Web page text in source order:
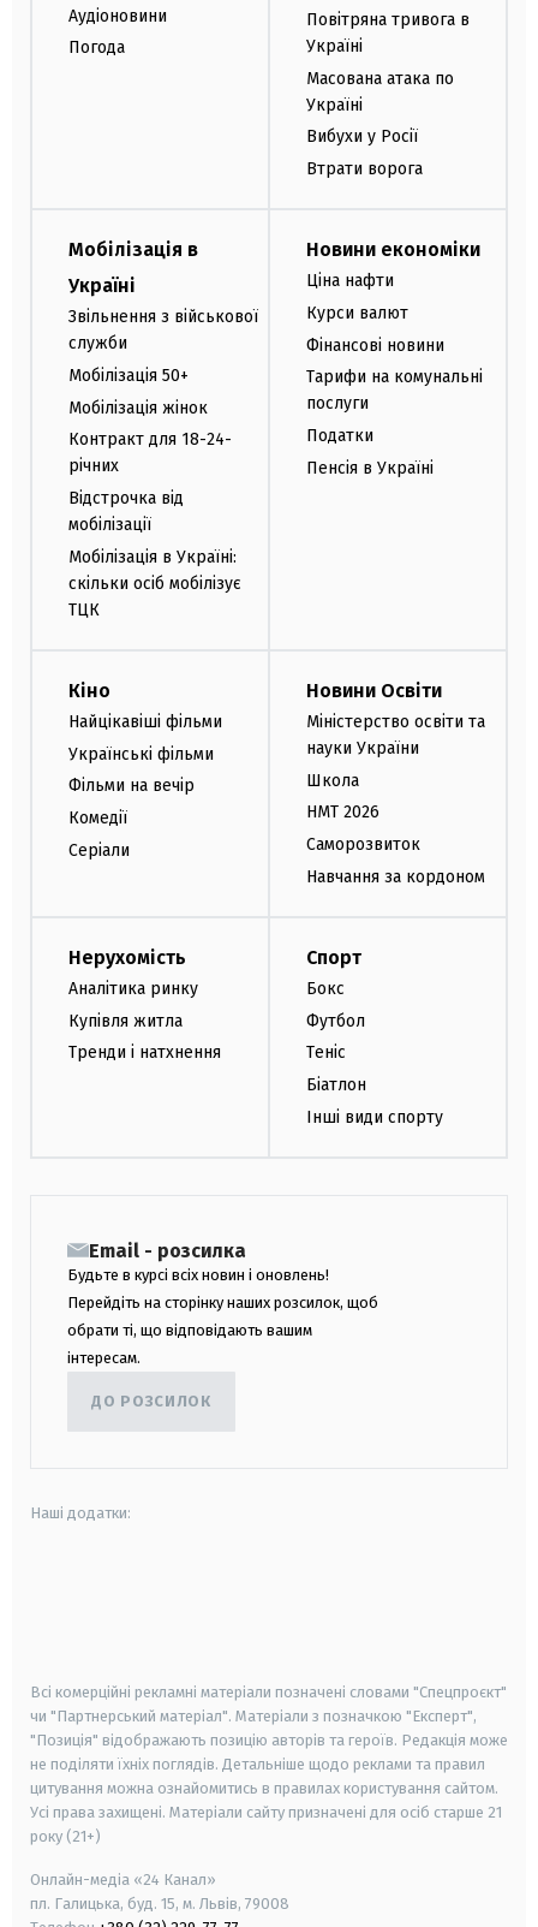
Аудіоновини
Погода
Повітряна тривога в
Україні
Масована атака по
Україні
Вибухи у Росії
Втрати ворога
Мобілізація в
Україні
Звільнення з військової
служби
Мобілізація 50+
Мобілізація жінок
Контракт для 18-24-
річних
Відстрочка від
мобілізації
Мобілізація в Україні:
скільки осіб мобілізує
ТЦК
Новини економіки
Ціна нафти
Курси валют
Фінансові новини
Тарифи на комунальні
послуги
Податки
Пенсія в Україні
Кіно
Найцікавіші фільми
Українські фільми
Фільми на вечір
Комедії
Серіали
Новини Освіти
Міністерство освіти та
науки України
Школа
НМТ 2026
Саморозвиток
Навчання за кордоном
Нерухомість
Аналітика ринку
Купівля житла
Тренди і натхнення
Спорт
Бокс
Футбол
Теніс
Біатлон
Інші види спорту
Email - розсилка
Будьте в курсі всіх новин і оновлень!
Перейдіть на сторінку наших розсилок, щоб
обрати ті, що відповідають вашим
інтересам.
ДО РОЗСИЛОК
Наші додатки:
Всі комерційні рекламні матеріали позначені словами "Спецпроєкт"
чи "Партнерський матеріал". Матеріали з позначкою "Експерт",
"Позиція" відображають позицію авторів та героїв. Редакція може
не поділяти їхніх поглядів. Детальніше щодо реклами та правил
цитування можна ознайомитись в правилах користування сайтом.
Усі права захищені. Матеріали сайту призначені для осіб старше 21
року (21+)
Онлайн-медіа «24 Канал»
пл. Галицька, буд. 15, м. Львів, 79008